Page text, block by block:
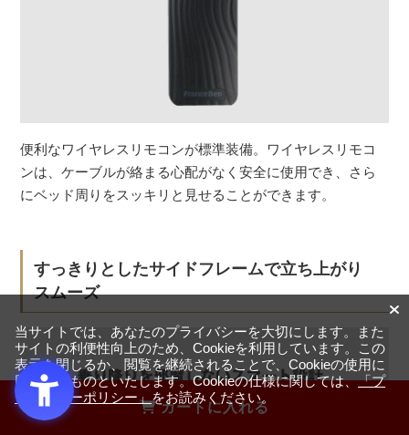
カートに入れる
便利なワイヤレスリモコンが標準装備。ワイヤレスリモコ
ンは、ケーブルが絡まる心配がなく安全に使用でき、さら
にベッド周りをスッキリと見せることができます。
すっきりとしたサイドフレームで立ち上がり
スムーズ
当サイトでは、あなたのプライバシーを大切にします。また
サイトの利便性向上のため、Cookieを利用しています。この
表示を閉じるか、閲覧を継続されることで、Cookieの使用に
同意するものといたします。Cookieの仕様に関しては、「プ
ライバシーポリシー」をお読みください。